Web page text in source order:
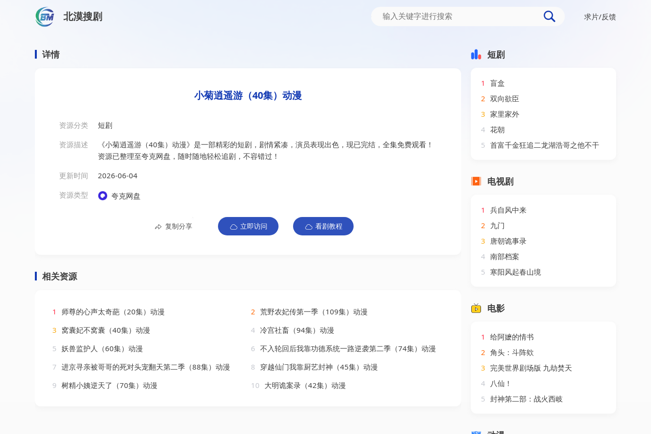
北漠搜剧 求片/反馈
详情
小菊逍遥游（40集）动漫
资源分类
短剧
资源描述
《小菊逍遥游（40集）动漫》是一部精彩的短剧，剧情紧凑，演员表现出色，现已完结，全集免费观看！
资源已整理至夸克网盘，随时随地轻松追剧，不容错过！
更新时间
2026-06-04
资源类型
夸克网盘
复制分享 立即访问 看剧教程
相关资源
1 师尊的心声太奇葩（20集）动漫 2 荒野农妃传第一季（109集）动漫
3 窝囊妃不窝囊（40集）动漫 4 冷宫社畜（94集）动漫
5 妖兽监护人（60集）动漫 6 不入轮回后我靠功德系统一路逆袭第二季（74集）动漫
7 进京寻亲被哥哥的死对头宠翻天第二季（88集）动漫 8 穿越仙门我靠厨艺封神（45集）动漫
9 树精小姨逆天了（70集）动漫 10 大明诡案录（42集）动漫
短剧
1
盲盒
2 双向欲臣
3 家里家外
4 花朝
5 首富千金狂追二龙湖浩哥之他不干
电视剧
1
兵自风中来
2 九门
3 唐朝诡事录
4 南部档案
5 寒阳风起春山境
电影
1
给阿嬷的情书
2 角头：斗阵欸
3 完美世界剧场版 九劫焚天
4
八仙！
5 封神第二部：战火西岐